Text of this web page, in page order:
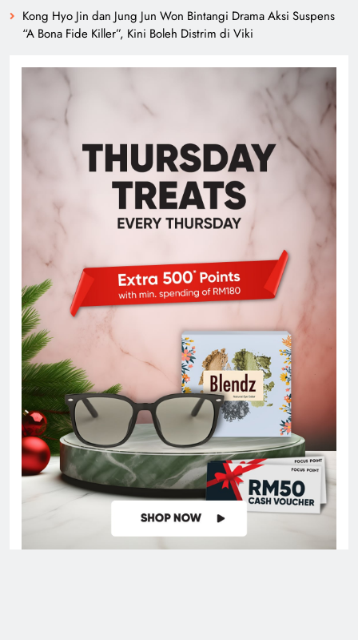
Kong Hyo Jin dan Jung Jun Won Bintangi Drama Aksi Suspens
“A Bona Fide Killer”, Kini Boleh Distrim di Viki